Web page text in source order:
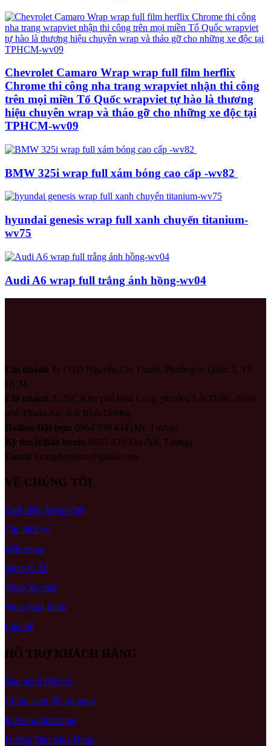
Chevrolet Camaro Wrap wrap full film herflix
Chrome thi công nha trang wrapviet nhận thi công
trên mọi miền Tổ Quốc wrapviet tự hào là thương
hiệu chuyên wrap và tháo gỡ cho những xe độc tại
TPHCM-wv09
BMW 325i wrap full xám bóng cao cấp -wv82
hyundai genesis wrap full xanh chuyển titanium-
wv75
Audi A6 wrap full trắng ánh hồng-wv04
Chi nhánh 1: 137D Nguyễn Chí Thanh, Phường 9, Quận 5, TP.
HCM
Chi nhánh 2: 25C Khu phố Hoà Long, phường Lái Thiêu, thành
phố Thuận An, tỉnh Bình Dương
Hotline/Đặt hẹn: 0964 839 434 (Mr. Tương)
Kỹ thuật/Bảo hành: 0965 839 434 (Mr. Tương)
Email: tuongdecalpro@gmail.com
VỀ CHÚNG TÔI
Giới thiệu Wrap Việt
Các dịch vụ
Mẫu wrap
Wrap Ô Tô
Wrap Xe máy
Wrap Nhà Kính
Liên hệ
HỖ TRỢ KHÁCH HÀNG
Bảo hành Điện tử
Chính sách đổi trả hàng
Kiểm tra đơn hàng
Hướng Dẫn Mua Hàng